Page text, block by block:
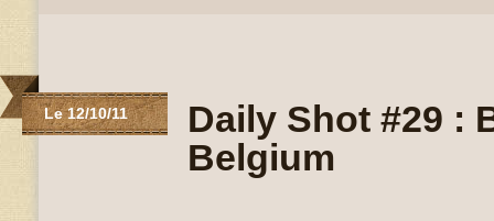
Le 12/10/11
Daily Shot #29 :
Belgium